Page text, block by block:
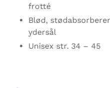
frotté
Blød,
ydersål
Unisex str. 34 – 45